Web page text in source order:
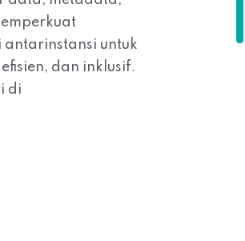
antarinstansi untuk
dan inklusif.
di